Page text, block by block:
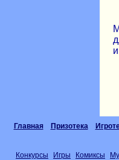
Главная Призотека
Конкурсы Игры Комиксы